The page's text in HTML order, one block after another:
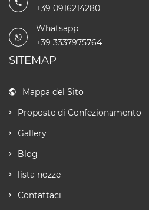
+39 0916214280
Whatsapp
+39 3337975764
SITEMAP
Mappa del Sito
Proposte di Confezionamento
Gallery
Blog
lista nozze
Contattaci